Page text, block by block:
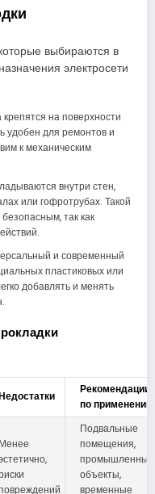
выбираются в
электросети
на поверхности
удобен для ремонтов и
к механическим
внутри стен,
или гофротрубах. Такой
так как
и современный
пластиковых или
добавлять и менять
Рекомендации
по применению
Менее
Подвальные
помещения,
промышленные
объекты,
временные